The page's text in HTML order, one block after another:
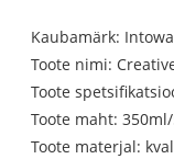
Kaubamärk:
Toote nimi:
Toote
Toote maht:
Toote materjal: